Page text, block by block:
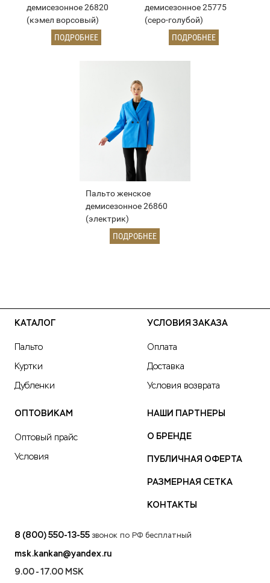
демисезонное 26820
(кэмел ворсовый)
ПОДРОБНЕЕ
демисезонное 25775
(серо-голубой)
ПОДРОБНЕЕ
Пальто женское
демисезонное 26860
(электрик)
ПОДРОБНЕЕ
КАТАЛОГ
Пальто
Куртки
Дубленки
УСЛОВИЯ ЗАКАЗА
Оплата
Доставка
Условия возврата
ОПТОВИКАМ
Оптовый прайс
Условия
НАШИ ПАРТНЕРЫ
О БРЕНДЕ
ПУБЛИЧНАЯ ОФЕРТА
РАЗМЕРНАЯ СЕТКА
КОНТАКТЫ
8 (800) 550-13-55 звонок по РФ бесплатный
msk.kankan@yandex.ru
9.00 - 17.00 MSK